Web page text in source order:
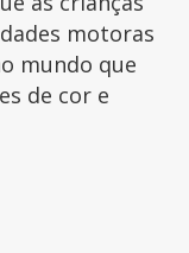
motoras
mundo que
de cor e